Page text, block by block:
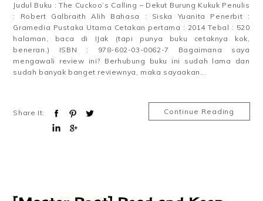
Judul Buku : The Cuckoo’s Calling – Dekut Burung Kukuk Penulis
: Robert Galbraith Alih Bahasa : Siska Yuanita Penerbit :
Gramedia Pustaka Utama Cetakan pertama : 2014 Tebal : 520
halaman, baca di IJak (tapi punya buku cetaknya kok,
beneran.) ISBN : 978-602-03-0062-7 Bagaimana saya
mengawali review ini? Berhubung buku ini sudah lama dan
sudah banyak banget reviewnya, maka sayaakan...
Share It: Continue Reading